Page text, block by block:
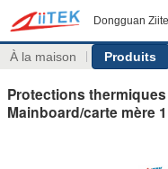
Dongguan
À la maison Produits
Protections
Mainboard/carte mère